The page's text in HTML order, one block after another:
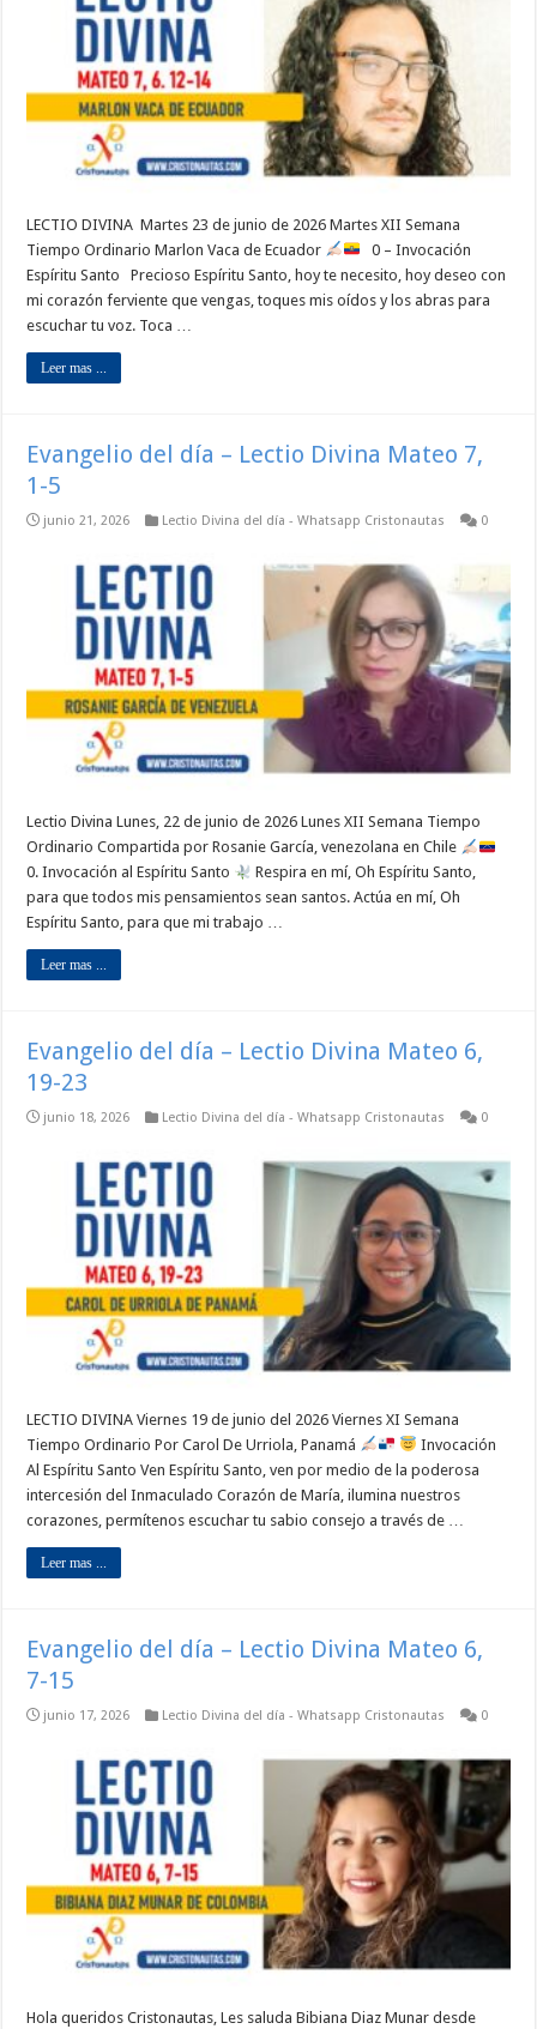
LECTIO DIVINA Martes 23 de junio de 2026 Martes XII Semana
Tiempo Ordinario Marlon Vaca de Ecuador
0 – Invocación
Espíritu Santo Precioso Espíritu Santo, hoy te necesito, hoy deseo con
mi corazón ferviente que vengas, toques mis oídos y los abras para
escuchar tu voz. Toca …
Leer mas ...
Evangelio del día – Lectio Divina Mateo 7,
1-5
junio 21, 2026 Lectio Divina del día - Whatsapp Cristonautas 0
Lectio Divina Lunes, 22 de junio de 2026 Lunes XII Semana Tiempo
Ordinario Compartida por Rosanie García, venezolana en Chile
0. Invocación al Espíritu Santo
Respira en mí, Oh Espíritu Santo,
para que todos mis pensamientos sean santos. Actúa en mí, Oh
Espíritu Santo, para que mi trabajo …
Leer mas ...
Evangelio del día – Lectio Divina Mateo 6,
19-23
junio 18, 2026 Lectio Divina del día - Whatsapp Cristonautas 0
LECTIO DIVINA Viernes 19 de junio del 2026 Viernes XI Semana
Tiempo Ordinario Por Carol De Urriola, Panamá
Invocación
Al Espíritu Santo Ven Espíritu Santo, ven por medio de la poderosa
intercesión del Inmaculado Corazón de María, ilumina nuestros
corazones, permítenos escuchar tu sabio consejo a través de …
Leer mas ...
Evangelio del día – Lectio Divina Mateo 6,
7-15
junio 17, 2026 Lectio Divina del día - Whatsapp Cristonautas 0
Hola queridos Cristonautas, Les saluda Bibiana Diaz Munar desde